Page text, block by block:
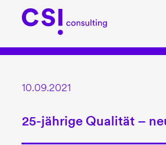
10.09.2021
25-jährige Qualität –